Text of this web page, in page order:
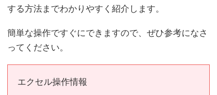
する方法までわかりやすく紹介します。
簡単な操作ですぐにできますので、ぜひ参考になさ
ってください。
エクセル操作情報